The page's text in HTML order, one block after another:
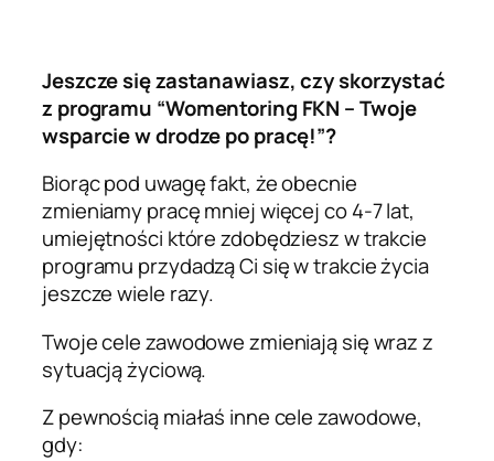
Jeszcze się zastanawiasz, czy skorzystać
z programu “Womentoring FKN – Twoje
wsparcie w drodze po pracę!”?
Biorąc pod uwagę fakt, że obecnie
zmieniamy pracę mniej więcej co 4-7 lat,
umiejętności które zdobędziesz w trakcie
programu przydadzą Ci się w trakcie życia
jeszcze wiele razy.
Twoje cele zawodowe zmieniają się wraz z
sytuacją życiową.
Z pewnością miałaś inne cele zawodowe,
gdy: